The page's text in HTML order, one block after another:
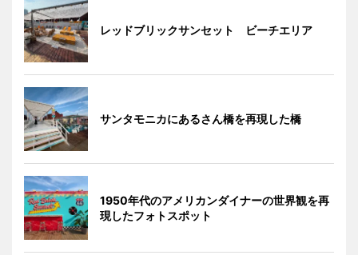
レッドブリックサンセット ビーチエリア
サンタモニカにあるさん橋を再現した橋
1950年代のアメリカンダイナーの世界観を再
現したフォトスポット